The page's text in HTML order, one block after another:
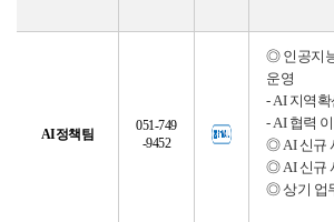
보도자료
사업안내 추진사업
AI정책팀
051-749
-9452
◎ 인공지
운영
- AI 지역
- AI 협력
◎ AI 신규
◎ AI 신규
◎ 상기 업